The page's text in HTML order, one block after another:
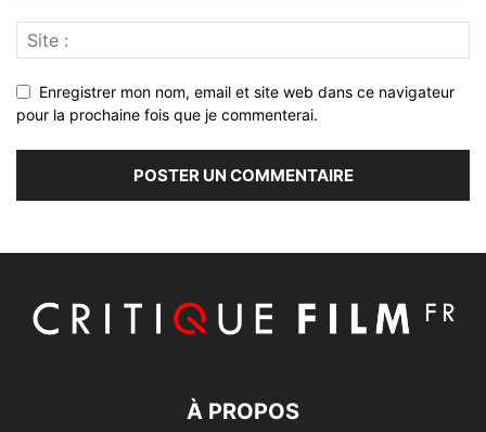
Enregistrer mon nom, email et site web dans ce navigateur
pour la prochaine fois que je commenterai.
À PROPOS